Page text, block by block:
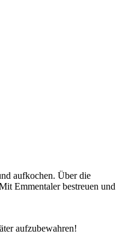
aufkochen. Über die
Emmentaler bestreuen und
aufzubewahren!